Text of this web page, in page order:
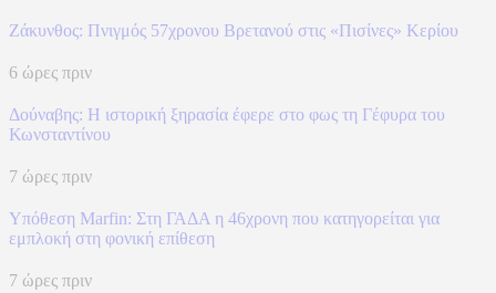
Ζάκυνθος: Πνιγμός 57χρονου Βρετανού στις «Πισίνες» Κερίου
6 ώρες πριν
Δούναβης: Η ιστορική ξηρασία έφερε στο φως τη Γέφυρα του
Κωνσταντίνου
7 ώρες πριν
Υπόθεση Marfin: Στη ΓΑΔΑ η 46χρονη που κατηγορείται για
εμπλοκή στη φονική επίθεση
7 ώρες πριν